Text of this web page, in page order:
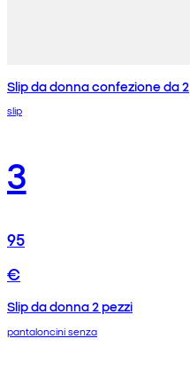
Slip da donna confezione da 2
slip
3
95
€
Slip da donna 2 pezzi
pantaloncini senza